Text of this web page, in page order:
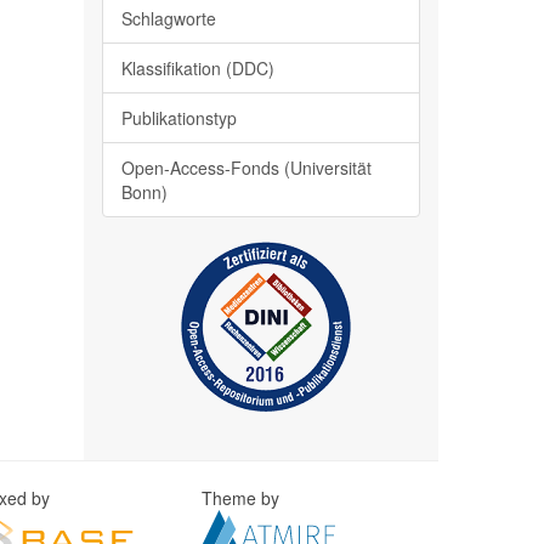
Schlagworte
Klassifikation (DDC)
Publikationstyp
Open-Access-Fonds (Universität
Bonn)
by Theme by